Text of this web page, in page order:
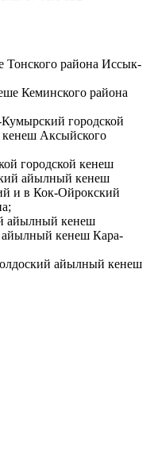
района Иссык-
Кеминского района
городской
Аксыйского
городской кенеш
айылный кенеш
и в Кок-Ойрокский
айылный кенеш
кенеш Кара-
айылный кенеш